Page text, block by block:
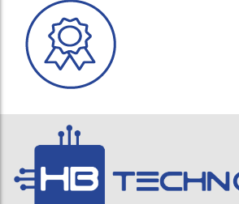
Iphone 5